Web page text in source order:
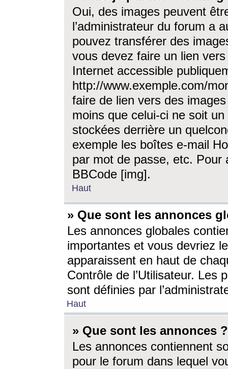
Oui, des images peuvent
l’administrateur du forum a
pouvez transférer des
vous devez faire un lien
Internet accessible
http://www.exemple.com/
faire de lien vers des
moins que celui-ci ne soit
stockées derrière un
exemple les boîtes e-mail
par mot de passe, etc. Pour
BBCode [img].
Haut
» Que sont les annonces
Les annonces globales
importantes et vous devriez
apparaissent en haut de
Contrôle de l’Utilisateur. Les
sont définies par
Haut
» Que sont les annonces ?
Les annonces contiennent
pour le forum dans lequel